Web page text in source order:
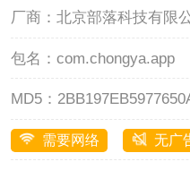
厂商： 北京部落科技有限
包名： com.chongya.app
MD5：
需要网络 无广